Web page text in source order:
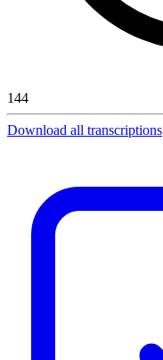
144
Download all transcriptions